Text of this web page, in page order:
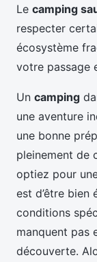
Le camping
respecter
écosystème
votre passage
Un camping
une aventure
une bonne
pleinement de
optiez pour
est d’être
conditions
manquent pas
découverte.